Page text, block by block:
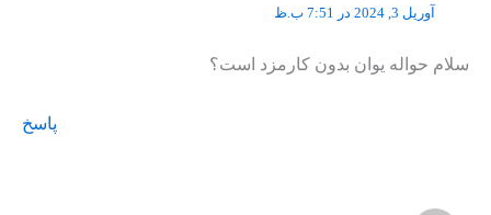
آوریل 3, 2024 در 7:51 ب.ظ
سلام حواله یوان بدون کارمزد است؟
پاسخ